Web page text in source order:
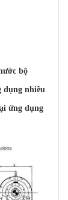
bộ
dụng nhiều
ứng dụng